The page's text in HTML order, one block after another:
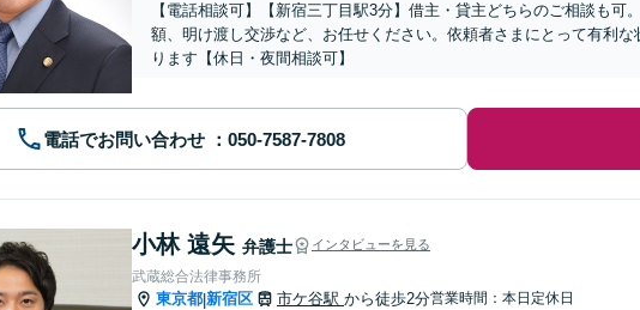
【電話相談可】【新宿三丁目駅3分】借主・貸主どちらのご相談も
額、明け渡し交渉など、お任せください。依頼者さまにとって有利
ります【休日・夜間相談可】
電話でお問い合わせ
小林 遠矢 弁護士 インタビューを見る
武蔵総合法律事務所
東京都|新宿区 市ケ谷駅 から徒歩2分営業時間：本日定休日